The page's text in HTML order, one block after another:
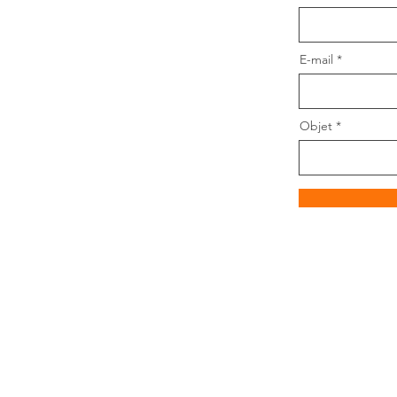
E-mail
Objet